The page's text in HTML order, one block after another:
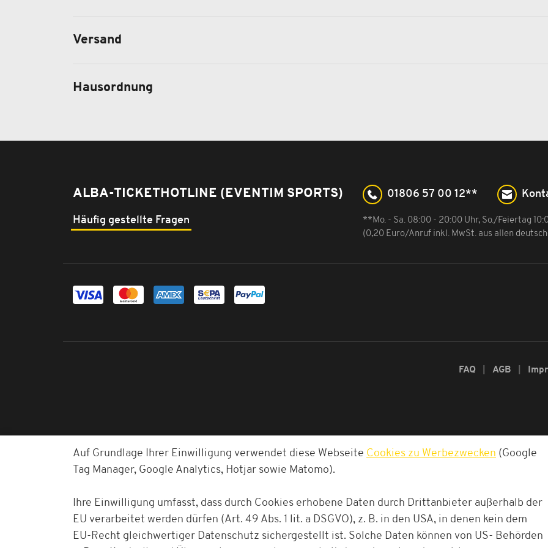
Versand
Hausordnung
ALBA-TICKETHOTLINE (EVENTIM SPORTS)
Häufig gestellte Fragen
01806 57 00 12**
**Mo. - Sa. 08:00 - 20:00 Uhr, So./Feiertag
(0,20 Euro/Anruf inkl. MwSt. aus allen
FAQ AGB
Auf Grundlage Ihrer Einwilligung verwendet diese Webseite Cookies zu Werbezwecken (Google
Tag Manager, Google Analytics, Hotjar sowie Matomo).
Ihre Einwilligung umfasst, dass durch Cookies erhobene Daten durch Drittanbieter außerhalb der
EU verarbeitet werden dürfen (Art. 49 Abs. 1 lit. a DSGVO), z. B. in den USA, in denen kein dem
EU-Recht gleichwertiger Datenschutz sichergestellt ist. Solche Daten können von US- Behörden